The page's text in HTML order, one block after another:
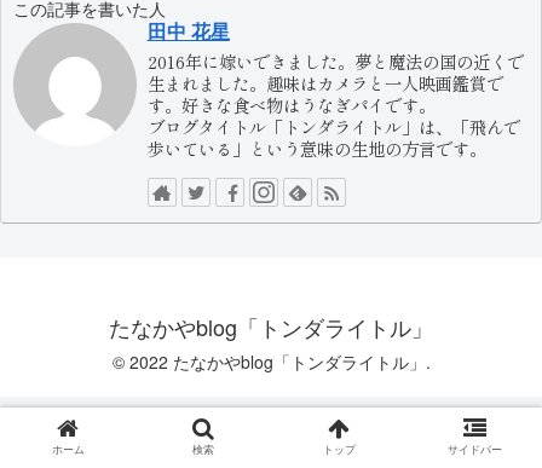
この記事を書いた人
田中 花星
2016年に嫁いできました。夢と魔法の国の近くで
生まれました。趣味はカメラと一人映画鑑賞で
す。好きな食べ物はうなぎパイです。
ブログタイトル「トンダライトル」は、「飛んで
歩いている」という意味の生地の方言です。
たなかやblog「トンダライトル」
© 2022 たなかやblog「トンダライトル」.
ホーム 検索 トップ サイドバー